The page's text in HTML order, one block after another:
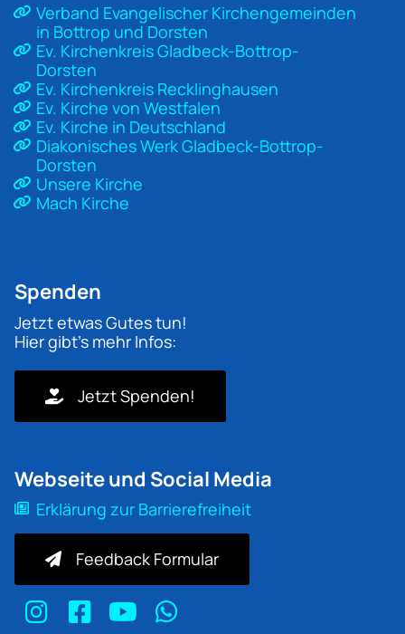
Verband Evangelischer Kirchengemeinden
in Bottrop und Dorsten
Ev. Kirchenkreis Gladbeck-Bottrop-
Dorsten
Ev. Kirchenkreis Recklinghausen
Ev. Kirche von Westfalen
Ev. Kirche in Deutschland
Diakonisches Werk Gladbeck-Bottrop-
Dorsten
Unsere Kirche
Mach Kirche
Spenden
Jetzt etwas Gutes tun!
Hier gibt's mehr Infos:
Jetzt Spenden!
Webseite und Social Media
Erklärung zur Barrierefreiheit
Feedback Formular